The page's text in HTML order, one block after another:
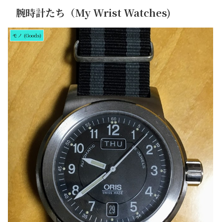
腕時計たち（My Wrist Watches)
モノ (Goods)